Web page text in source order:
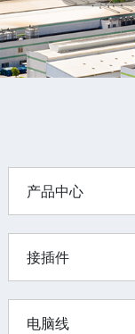
产品中心
接插件
电脑线